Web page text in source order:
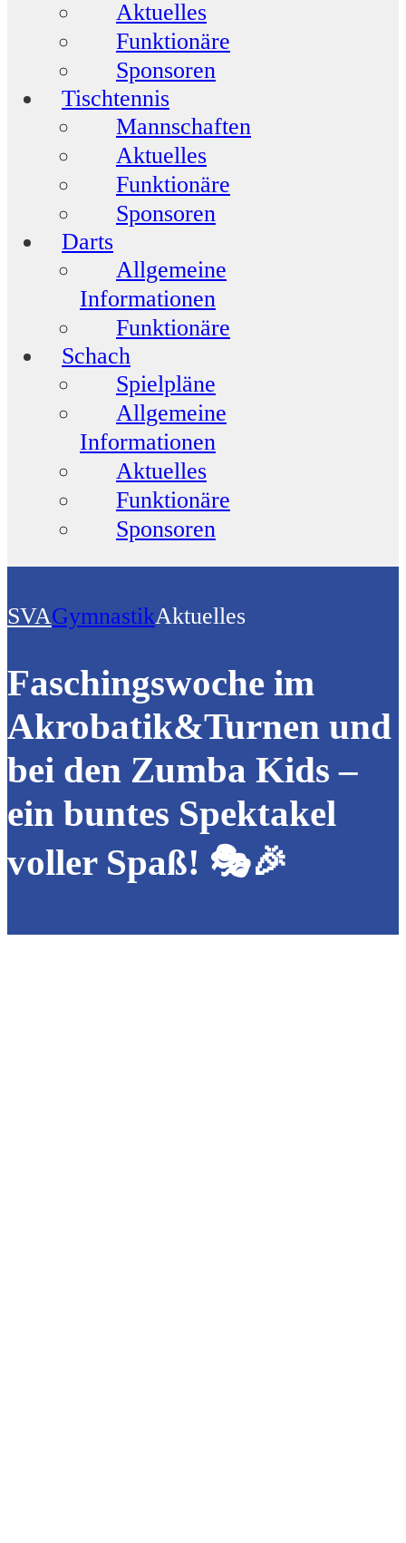
Aktuelles
Funktionäre
Sponsoren
Tischtennis
Mannschaften
Aktuelles
Funktionäre
Sponsoren
Darts
Allgemeine
Informationen
Funktionäre
Schach
Spielpläne
Allgemeine
Informationen
Aktuelles
Funktionäre
Sponsoren
SVAGymnastikAktuelles
Faschingswoche im
Akrobatik&Turnen und
bei den Zumba Kids –
ein buntes Spektakel
voller Spaß! 🎭🎉